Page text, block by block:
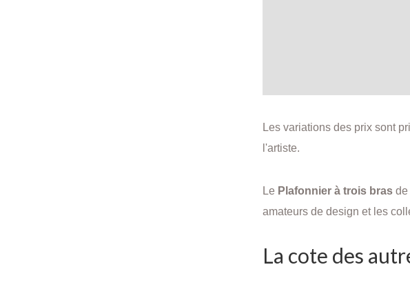
Les variations des prix sont
l'artiste.
Le Plafonnier à trois bras de
amateurs de design et les
La cote des